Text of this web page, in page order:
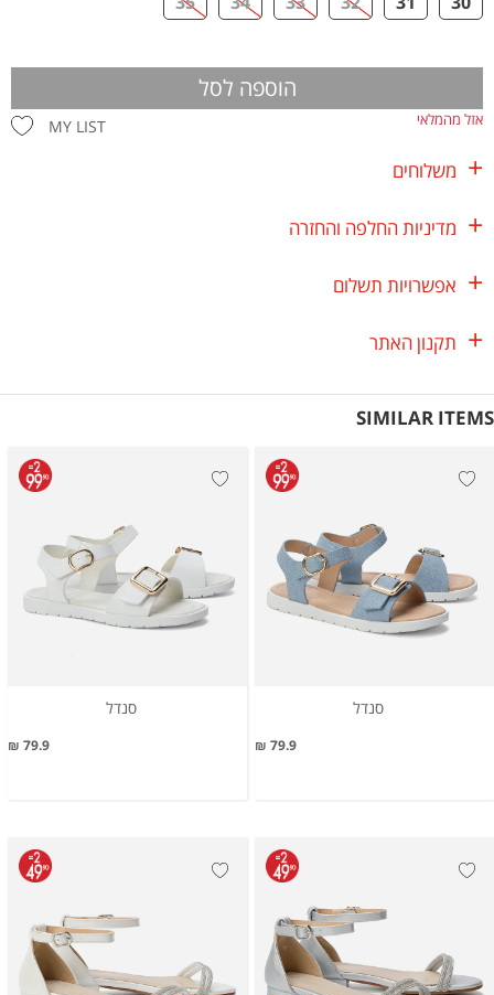
הוספה לסל
MY LIST אזל מהמלאי
משלוחים
מדיניות החלפה והחזרה
אפשרויות תשלום
תקנון האתר
SIMILAR ITEMS
סנדל
79.9 ₪
סנדל
79.9 ₪